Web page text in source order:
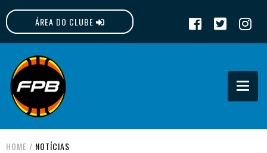
ÁREA DO CLUBE
FPB
HOME / NOTÍCIAS